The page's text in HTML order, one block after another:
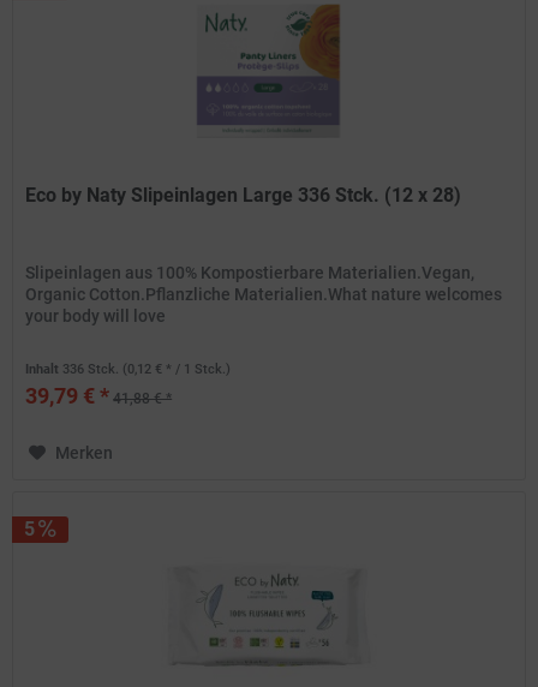
Eco by Naty Slipeinlagen Large 336 Stck. (12 x 28)
Slipeinlagen aus 100% Kompostierbare Materialien.Vegan,
Organic Cotton.Pflanzliche Materialien.What nature welcomes
your body will love
Inhalt 336 Stck. (0,12 € * / 1 Stck.)
39,79 € * 41,88 € *
Merken
5